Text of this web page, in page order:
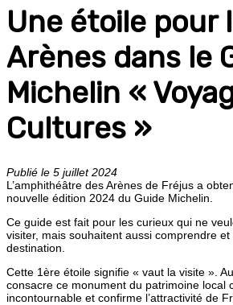
Une étoile pour
Arènes dans le
Michelin «
Cultures »
Publié le 5 juillet 2024
L’amphithéâtre des Arènes de Fréjus a
nouvelle édition 2024 du Guide Michelin.
Ce guide est fait pour les curieux qui ne
visiter, mais souhaitent aussi comprendre
destination.
Cette 1ère étoile signifie « vaut la visite ».
consacre ce monument du patrimoine local
incontournable et confirme l’attractivité de